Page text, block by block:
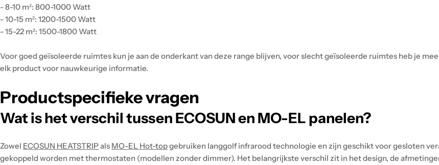
- 8-10 m²: 800-1000 Watt
- 10-15 m²: 1200-1500 Watt
- 15-22 m²: 1500-1800 Watt
Voor goed geïsoleerde ruimtes kun je aan de onderkant van deze range blijven, voor slecht geïsoleerde ruimtes heb je
elk product voor nauwkeurige informatie.
Productspecifieke vragen
Wat is het verschil tussen ECOSUN en MO-EL panelen?
Zowel ECOSUN HEATSTRIPals MO-EL Hot-topgebruiken langgolf infrarood technologie en zijn geschikt voor gesloten
gekoppeld worden met thermostaten (modellen zonder dimmer). Het belangrijkste verschil zit in het design, de